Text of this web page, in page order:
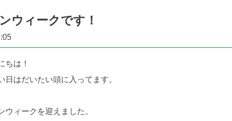
ウィークです！
ちは！
日はだいたい頭に入ってます。
ウィークを迎えました。